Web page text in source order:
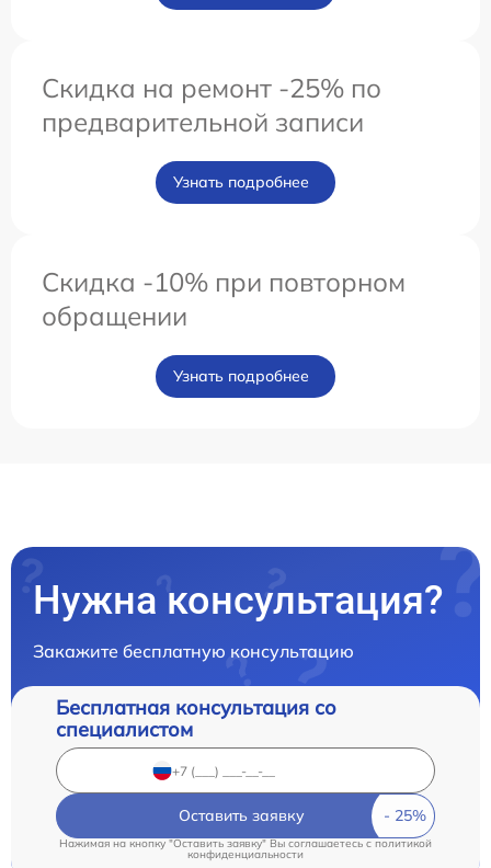
Скидка на ремонт -25% по
предварительной записи
Узнать подробнее
Скидка -10% при повторном
обращении
Узнать подробнее
Нужна консультация?
Закажите бесплатную консультацию
Бесплатная консультация со
специалистом
Оставить заявку
Нажимая на кнопку "Оставить заявку" Вы соглашаетесь c политикой
конфиденциальности